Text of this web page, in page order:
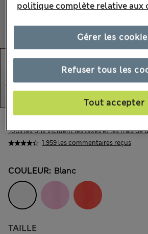
1.959 les commentaires reçus
Tous les prix incluent les taxes et les frais de
COULEUR: Blanc
TAILLE
politique complète relative aux
Refuser tous les
Tout accepter
Gérer les